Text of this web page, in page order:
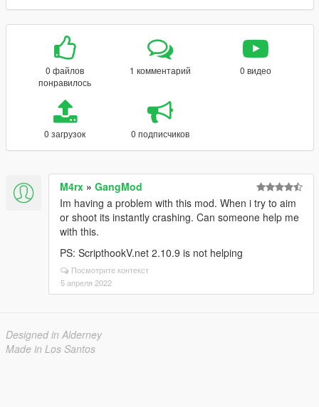
0 файлов
понравилось
1 комментарий 0 видео
0 загрузок 0 подписчиков
M4rx » GangMod
Im having a problem with this mod. When i try to aim
or shoot its instantly crashing. Can someone help me
with this.
PS: ScripthookV.net 2.10.9 is not helping
Посмотрите контекст
5 апреля 2022
Designed in Alderney
Made in Los Santos